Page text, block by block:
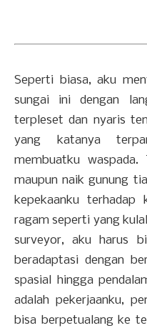
Seperti biasa, aku
sungai ini dengan
terpleset dan nyaris
yang katanya
membuatku
maupun naik gunung
kepekaanku terhadap
ragam seperti yang
surveyor, aku harus
beradaptasi dengan
spasial hingga
adalah pekerjaanku,
bisa berpetualang ke